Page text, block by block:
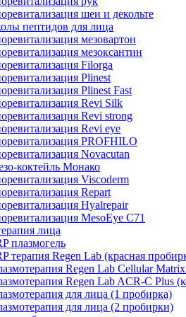
шеи и декольте
пептидов для лица
мезовартон
мезоксантин
Filorga
Plinest
Plinest Fast
Revi Silk
Revi strong
Revi eye
PROFHILO
Novacutan
коктейль Монако
Viscoderm
Repart
Hyalrepair
MesoEye C71
лица
плазмогель
терапия Regen Lab (красная
Regen Lab Cellular
Regen Lab ACR-C Plus
для лица (1 пробирка)
для лица (2 пробирки)